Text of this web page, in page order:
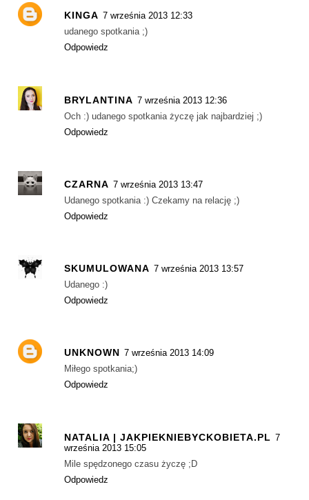
KINGA 7 września 2013 12:33
udanego spotkania ;)
Odpowiedz
BRYLANTINA 7 września 2013 12:36
Och :) udanego spotkania życzę jak najbardziej ;)
Odpowiedz
CZARNA 7 września 2013 13:47
Udanego spotkania :) Czekamy na relację ;)
Odpowiedz
SKUMULOWANA 7 września 2013 13:57
Udanego :)
Odpowiedz
UNKNOWN 7 września 2013 14:09
Miłego spotkania;)
Odpowiedz
NATALIA | JAKPIEKNIEBYCKOBIETA.PL 7
września 2013 15:05
Mile spędzonego czasu życzę ;D
Odpowiedz